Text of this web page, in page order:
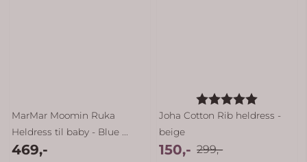
MarMar Moomin Ruka
Heldress til baby - Blue ...
469,-
Karakter:
Joha Cotton Rib heldress -
beige
150,- 299,-